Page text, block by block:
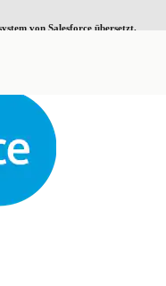
von Salesforce übersetzt.